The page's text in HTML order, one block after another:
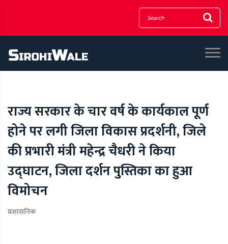
राज्य सरकार के चार वर्ष के कार्यकाल पूर्ण
होने पर लगी जिला विकास प्रदर्शनी, जिले
की प्रभारी मंत्री महेन्द्र चैधरी ने किया
उद्घाटन, जिला दर्शन पुस्तिका का हुआ
विमोचन
प्रशासनिक